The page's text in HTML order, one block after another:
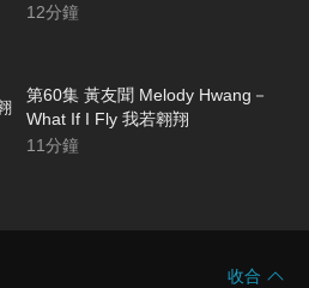
12分鐘
第60集 黃友聞 Melody Hwang－
What If I Fly 我若翱翔
11分鐘
收合